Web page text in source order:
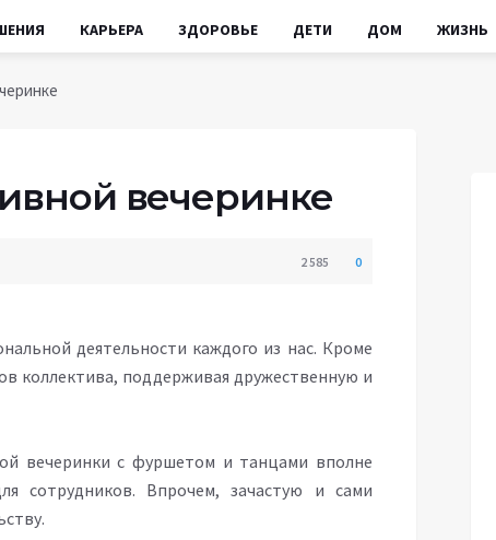
КАРЬЕРА ЗДОРОВЬЕ ДЕТИ ДОМ ЖИЗНЬ
вечеринке
2 585 0
деятельности каждого из нас. Кроме
коллектива, поддерживая дружественную и
вечеринки с фуршетом и танцами вполне
сотрудников. Впрочем, зачастую и сами